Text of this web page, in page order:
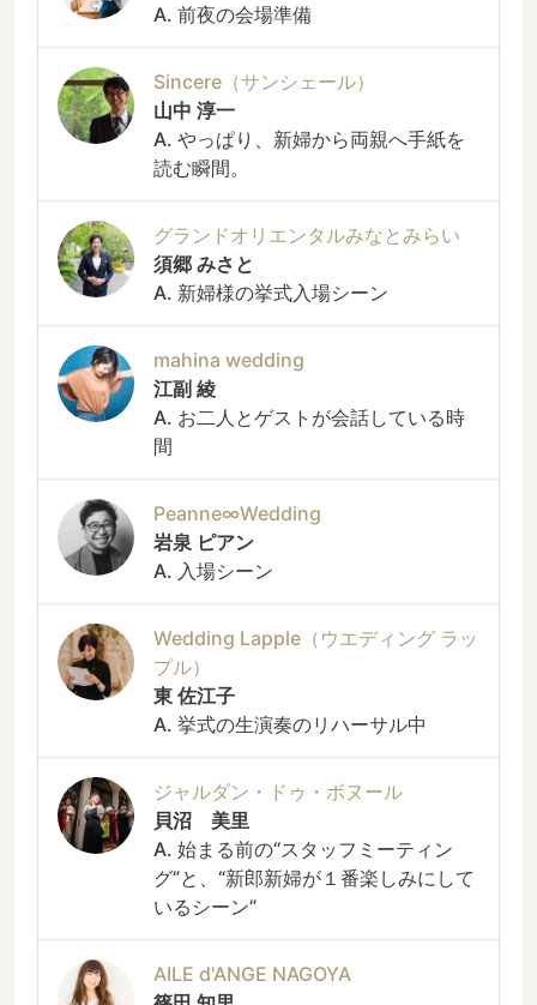
A. 前夜の会場準備
Sincere（サンシェール）
山中 淳一
A. やっぱり、新婦から両親へ手紙を
読む瞬間。
グランドオリエンタルみなとみらい
須郷 みさと
A. 新婦様の挙式入場シーン
mahina wedding
江副 綾
A. お二人とゲストが会話している時
間
Peanne∞Wedding
岩泉 ピアン
A. 入場シーン
Wedding Lapple（ウエディング ラッ
プル）
東 佐江子
A. 挙式の生演奏のリハーサル中
ジャルダン・ドゥ・ボヌール
貝沼 美里
A. 始まる前の“スタッフミーティン
グ”と、“新郎新婦が１番楽しみにして
いるシーン”
AILE d'ANGE NAGOYA